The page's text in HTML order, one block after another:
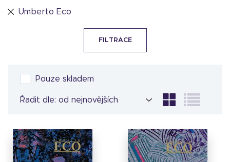
Umberto Eco
FILTRACE
Pouze skladem
Řadit dle: